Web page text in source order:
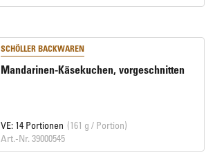
SCHÖLLER BACKWAREN
Mandarinen-Käsekuchen, vorgeschnitten
VE: 14 Portionen (161 g / Portion)
Art.-Nr. 39000545